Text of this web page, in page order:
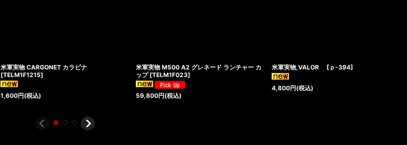
米軍実物 CARGONET カラビナ
[TELM1F1215]
1,600円(税込)
米軍実物 M500 A2 グレネード ランチャー カ
ップ [TELM1F023]
59,800円(税込)
米軍実物,VALOR [ ｐ-394]
4,800円(税込)